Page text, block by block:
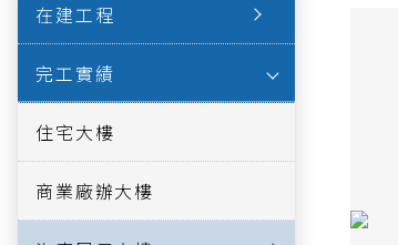
在建工程
完工實績
住宅大樓
商業廠辦大樓